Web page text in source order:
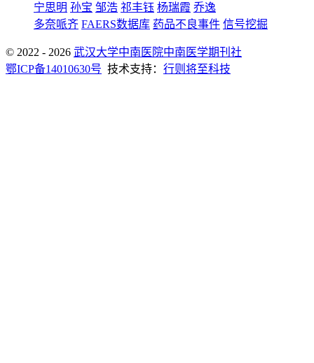
宁思明 孙宝 邹浩 祁丰钰 杨瑞霞 乔逸
多奈哌齐 FAERS数据库 药品不良事件 信号挖掘
© 2022 - 2026 武汉大学中南医院中南医学期刊社
鄂ICP备14010630号 技术支持： 行则将至科技